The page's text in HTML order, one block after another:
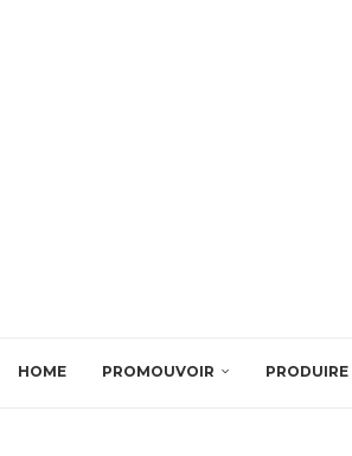
HOME PROMOUVOIR PRODUIRE